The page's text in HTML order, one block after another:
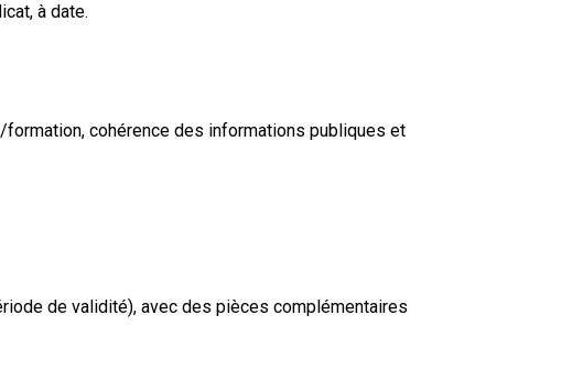
à date.
formation, cohérence des informations publiques et
de validité), avec des pièces complémentaires